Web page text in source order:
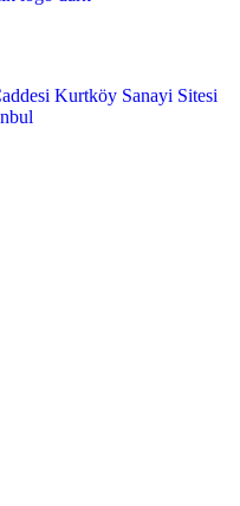
Kurtköy Sanayi Sitesi